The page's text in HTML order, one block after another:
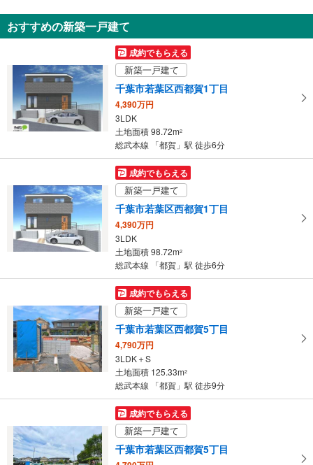
《多機能トイレ》
・改札内
・改札内
スロープ
【ＪＲ】
・改札⇔西口
・改札⇔東口
【ＪＲ】
【千葉都市モノレール】
・点字案内（券売機・運賃表）
・ＡＥＤ
知
を
け
る
・
条
イ
ー
ジ
存
る
おすすめの新築一戸建て
成約でもらえる
新築一戸建て
千葉市若葉区西都賀1丁目
4,390万円
3LDK
土地面積 98.72m2
総武本線 「都賀」駅 徒歩6分
成約でもらえる
新築一戸建て
千葉市若葉区西都賀1丁目
4,390万円
3LDK
土地面積 98.72m2
総武本線 「都賀」駅 徒歩6分
成約でもらえる
新築一戸建て
千葉市若葉区西都賀5丁目
4,790万円
3LDK＋S
土地面積 125.33m2
総武本線 「都賀」駅 徒歩9分
成約でもらえる
新築一戸建て
千葉市若葉区西都賀5丁目